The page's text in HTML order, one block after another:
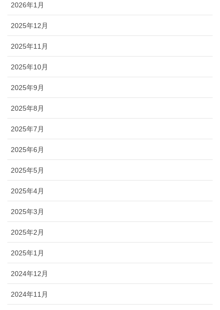
2026年1月
2025年12月
2025年11月
2025年10月
2025年9月
2025年8月
2025年7月
2025年6月
2025年5月
2025年4月
2025年3月
2025年2月
2025年1月
2024年12月
2024年11月